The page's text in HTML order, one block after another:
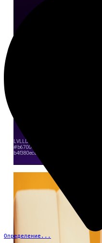
Определение...